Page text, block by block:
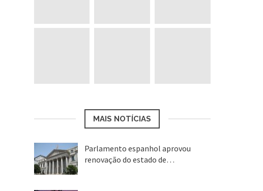
MAIS NOTÍCIAS
Parlamento espanhol aprovou
renovação do estado de…